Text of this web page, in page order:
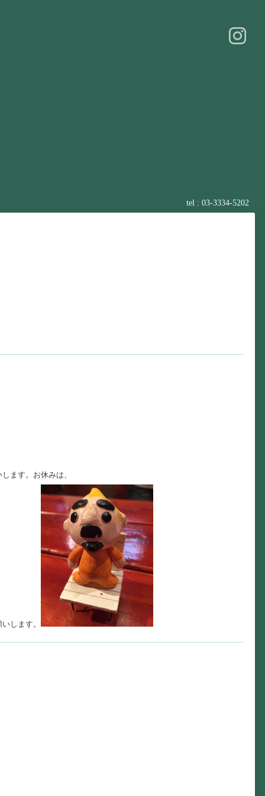
tel : 03-3334-5202
ます。お休みは、
します。